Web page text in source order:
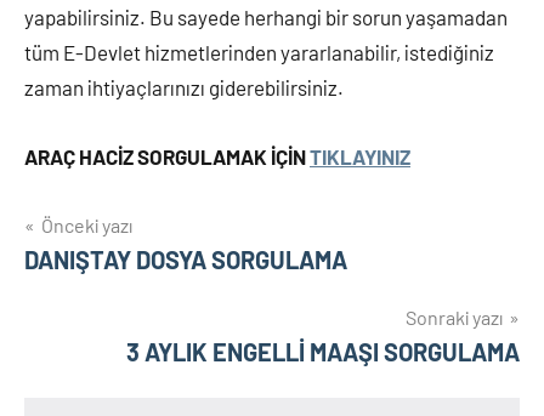
yapabilirsiniz. Bu sayede herhangi bir sorun yaşamadan
tüm E-Devlet hizmetlerinden yararlanabilir, istediğiniz
zaman ihtiyaçlarınızı giderebilirsiniz.
ARAÇ HACİZ SORGULAMAK İÇİNTIKLAYINIZ
Yazı
gezinmesi
Önceki yazı
DANIŞTAY DOSYA SORGULAMA
Sonraki yazı
3 AYLIK ENGELLİ MAAŞI SORGULAMA